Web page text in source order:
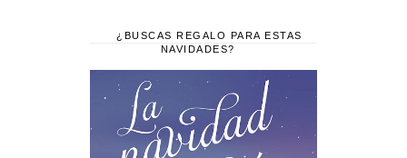
¿BUSCAS REGALO PARA ESTAS
NAVIDADES?